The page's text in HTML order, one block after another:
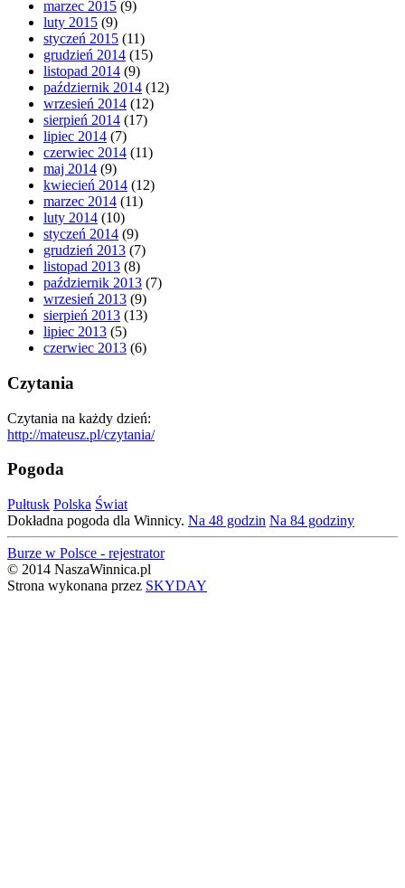
marzec 2015 (9)
luty 2015 (9)
styczeń 2015 (11)
grudzień 2014 (15)
listopad 2014 (9)
październik 2014 (12)
wrzesień 2014 (12)
sierpień 2014 (17)
lipiec 2014 (7)
czerwiec 2014 (11)
maj 2014 (9)
kwiecień 2014 (12)
marzec 2014 (11)
luty 2014 (10)
styczeń 2014 (9)
grudzień 2013 (7)
listopad 2013 (8)
październik 2013 (7)
wrzesień 2013 (9)
sierpień 2013 (13)
lipiec 2013 (5)
czerwiec 2013 (6)
Czytania
Czytania na każdy dzień:
http://mateusz.pl/czytania/
Pogoda
Pułtusk Polska Świat
Dokładna pogoda dla Winnicy. Na 48 godzin Na 84 godziny
Burze w Polsce - rejestrator
© 2014 NaszaWinnica.pl
Strona wykonana przez SKYDAY